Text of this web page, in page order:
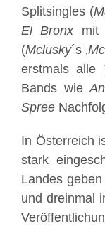
Splitsingles (
El Bronxmit
(Mclusky´s ‚
erstmals alle
Bands wie
Spree
In Österreich
stark
Landes
und dreinmal